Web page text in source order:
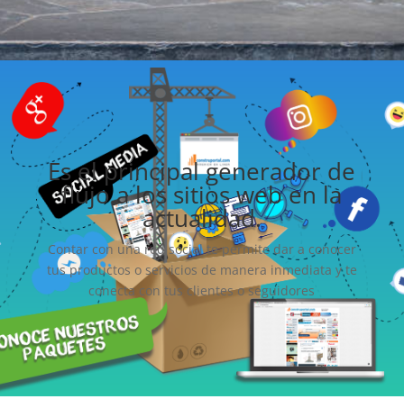
Es el principal generador de
flujo a los sitios web en la
actualidad.
Contar con una red social te permite dar a conocer
tus productos o servicios de manera inmediata y te
conecta con tus clientes o seguidores